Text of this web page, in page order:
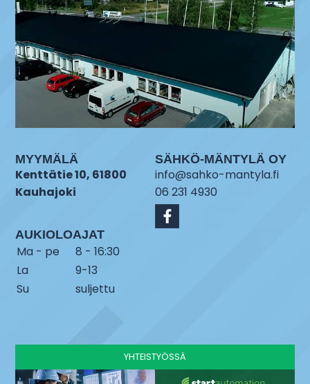
MYYMÄLÄ
Kenttätie 10, 61800
Kauhajoki
AUKIOLOAJAT
Ma - pe
8 - 16:30
La
9-13
Su
suljettu
SÄHKÖ-MÄNTYLÄ OY
info@sahko-mantyla.fi
06 231 4930
YHTEISTYÖSSÄ